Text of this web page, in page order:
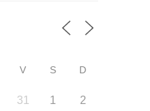
V S D
31 1 2